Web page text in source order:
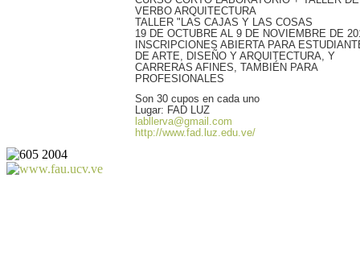
VERBO ARQUITECTURA
TALLER "LAS CAJAS Y LAS COSAS
19 DE OCTUBRE AL 9 DE NOVIEMBRE DE
INSCRIPCIONES ABIERTA PARA
DE ARTE, DISEÑO Y ARQUITECTURA, Y
CARRERAS AFINES, TAMBIÉN PARA
PROFESIONALES
Son 30 cupos en cada uno
Lugar: FAD LUZ
labllerva@gmail.com
http://www.fad.luz.edu.ve/